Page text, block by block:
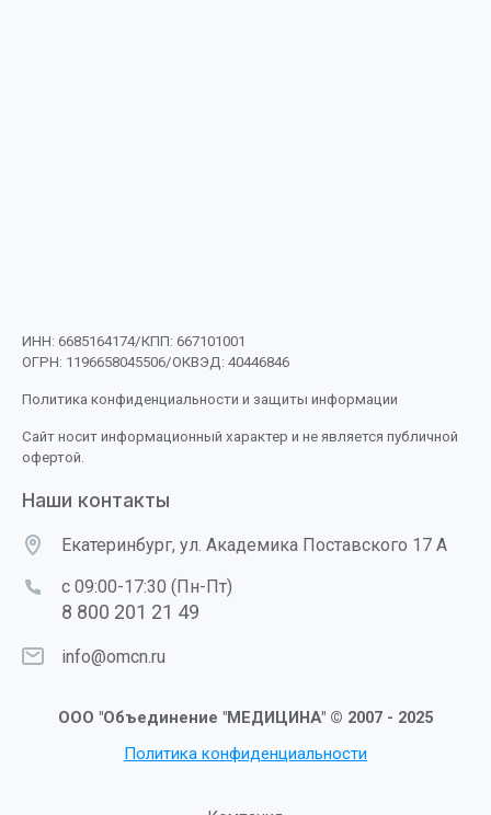
ИНН: 6685164174/КПП: 667101001
ОГРН: 1196658045506/ОКВЭД: 40446846
Политика конфиденциальности и защиты информации
Сайт носит информационный характер и не является публичной
офертой.
Наши контакты
Екатеринбург, ул. Академика Поставского 17 А
с 09:00-17:30 (Пн-Пт)
8 800 201 21 49
info@omcn.ru
ООО "Объединение "МЕДИЦИНА" © 2007 - 2025
Политика конфиденциальности